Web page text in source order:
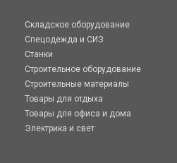
Складское оборудование
Спецодежда и СИЗ
Станки
Строительное оборудование
Строительные материалы
Товары для отдыха
Товары для офиса и дома
Электрика и свет